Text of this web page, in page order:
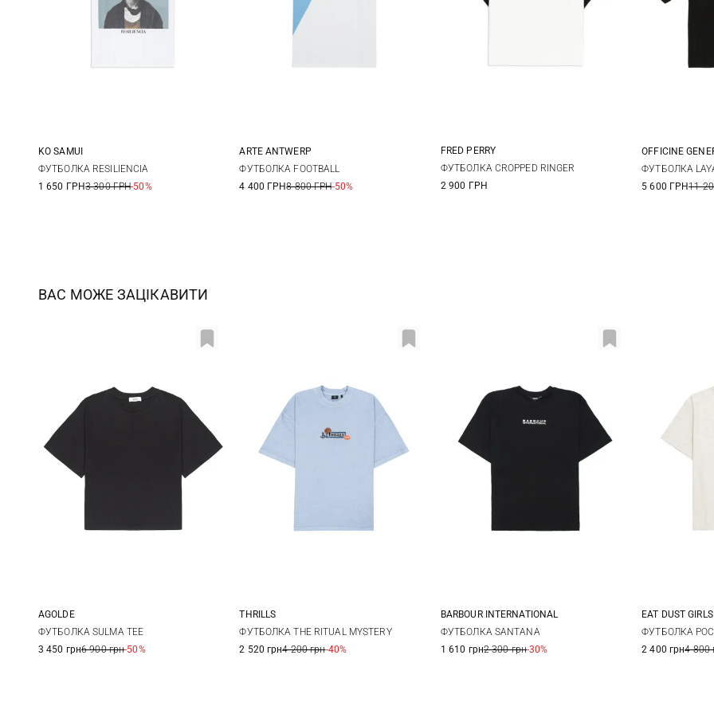
XS S
KO SAMUI
ФУТБОЛКА RESILIENCIA
1 650 ГРН3 300 ГРН-50%
S M
ARTE ANTWERP
ФУТБОЛКА FOOTBALL
4 400 ГРН8 800 ГРН-50%
6 8 10
FRED PERRY
ФУТБОЛКА CROPPED RINGER
2 900 ГРН
S
OFFICINE
ФУТБОЛКА
5 600 ГРН11
ВАС МОЖЕ ЗАЦІКАВИТИ
XS S
AGOLDE
ФУТБОЛКА SULMA TEE
3 450 грн6 900 грн-50%
S M L
THRILLS
ФУТБОЛКА THE RITUAL MYSTERY
2 520 грн4 200 грн-40%
8 10
BARBOUR INTERNATIONAL
ФУТБОЛКА SANTANA
1 610 грн2 300 грн-30%
XXS
EAT DUST
ФУТБОЛКА
2 400 грн4 800